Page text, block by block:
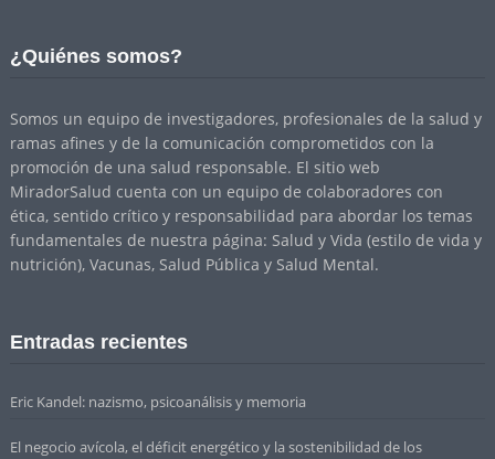
¿Quiénes somos?
Somos un equipo de investigadores, profesionales de la salud y
ramas afines y de la comunicación comprometidos con la
promoción de una salud responsable. El sitio web
MiradorSalud cuenta con un equipo de colaboradores con
ética, sentido crítico y responsabilidad para abordar los temas
fundamentales de nuestra página: Salud y Vida (estilo de vida y
nutrición), Vacunas, Salud Pública y Salud Mental.
Entradas recientes
Eric Kandel: nazismo, psicoanálisis y memoria
El negocio avícola, el déficit energético y la sostenibilidad de los